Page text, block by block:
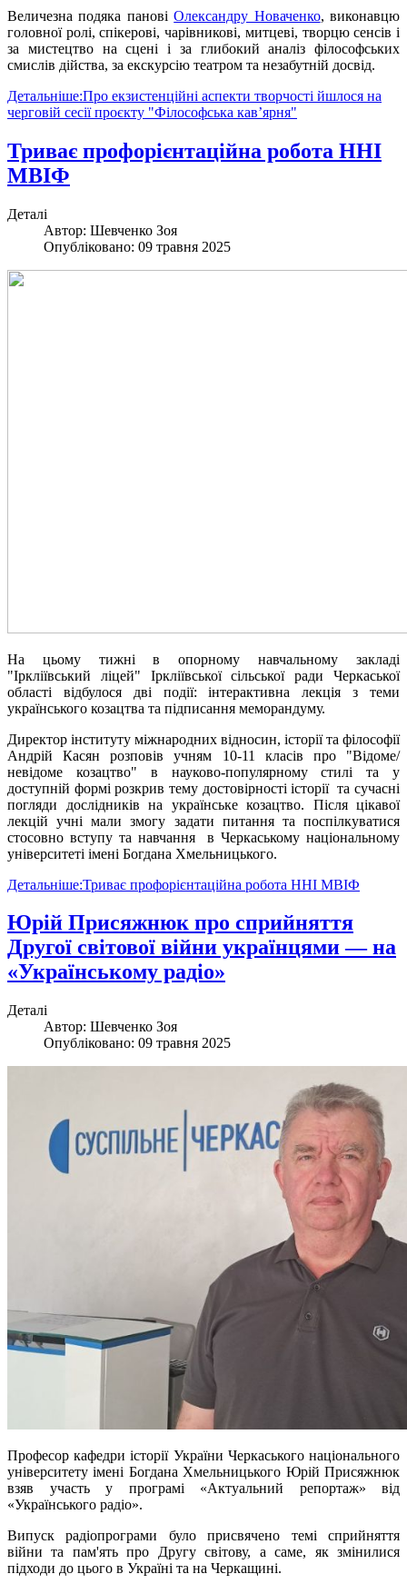
Величезна подяка пановіОлександру Новаченко, виконавцю
головної ролі, спікерові, чарівникові, митцеві, творцю сенсів і
за мистецтво на сцені і за глибокий аналіз філософських
смислів дійства, за екскурсію театром та незабутній досвід.
Детальніше:Про екзистенційні аспекти творчості йшлося на
черговій сесії проєкту "Філософська кавʼярня"
Триває профорієнтаційна робота ННІ
МВІФ
Деталі
Автор: Шевченко Зоя
Опубліковано: 09 травня 2025
На цьому тижні в опорному навчальному закладі
"Іркліївський ліцей" Іркліївської сільської ради Черкаської
області відбулося дві події: інтерактивна лекція з теми
українського козацтва та підписання меморандуму.
Директор інституту міжнародних відносин, історії та філософії
Андрій Касян розповів учням 10-11 класів про "Відоме/
невідоме козацтво" в науково-популярному стилі та у
доступній формі розкрив тему достовірності історії та сучасні
погляди дослідників на українське козацтво. Після цікавої
лекцій учні мали змогу задати питання та поспілкуватися
стосовно вступу та навчання в Черкаському національному
університеті імені Богдана Хмельницького.
Детальніше:Триває профорієнтаційна робота ННІ МВІФ
Юрій Присяжнюк про сприйняття
Другої світової війни українцями — на
«Українському радіо»
Деталі
Автор: Шевченко Зоя
Опубліковано: 09 травня 2025
Професор кафедри історії України Черкаського національного
університету імені Богдана Хмельницького Юрій Присяжнюк
взяв участь у програмі «Актуальний репортаж» від
«Українського радіо».
Випуск радіопрограми було присвячено темі сприйняття
війни та пам'ять про Другу світову, а саме, як змінилися
підходи до цього в Україні та на Черкащині.